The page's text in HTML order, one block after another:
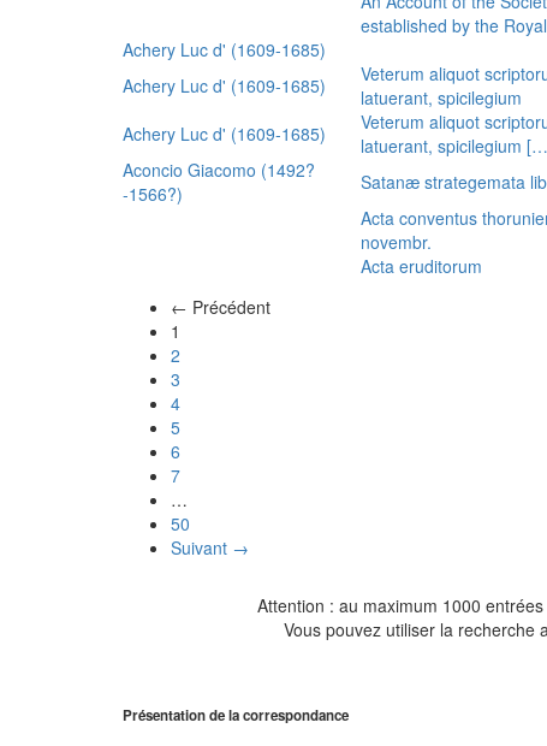
established by the
Achery Luc d' (1609-1685)
Achery Luc d' (1609-1685)
Veterum aliquot
latuerant, spicilegium
Achery Luc d' (1609-1685)
Veterum aliquot
latuerant, spicilegium
Aconcio Giacomo (1492?
-1566?)
Satanæ strategemata
Acta conventus
novembr.
Acta eruditorum
← Précédent
1
2
3
4
5
6
7
…
50
Suivant →
Attention : au maximum 1000
Vous pouvez utiliser la recherche
Présentation de la correspondance